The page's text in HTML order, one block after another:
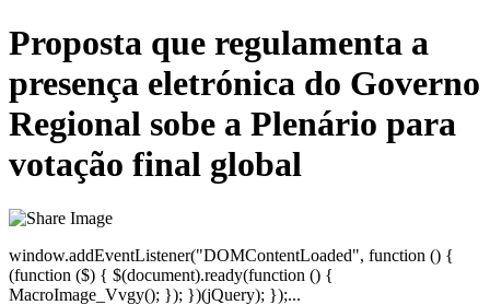
Proposta que regulamenta a
presença eletrónica do Governo
Regional sobe a Plenário para
votação final global
window.addEventListener("DOMContentLoaded", function () {
(function ($) { $(document).ready(function () {
MacroImage_Vvgy(); }); })(jQuery); });...